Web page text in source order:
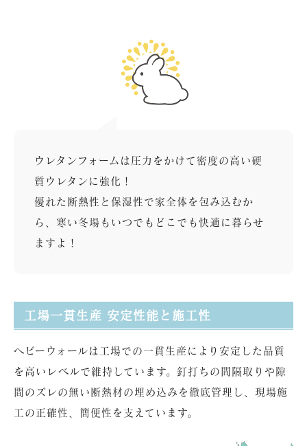
ウレタンフォームは圧力をかけて密度の高い硬
質ウレタンに強化！
優れた断熱性と保湿性で家全体を包み込むか
ら、寒い冬場もいつでもどこでも快適に暮らせ
ますよ！
工場一貫生産 安定性能と施工性
ヘビーウォールは工場での一貫生産により安定した品質
を高いレベルで維持しています。釘打ちの間隔取りや隙
間のズレの無い断熱材の埋め込みを徹底管理し、現場施
工の正確性、簡便性を支えています。